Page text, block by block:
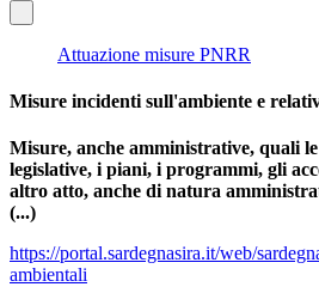
Attuazione misure PNRR
Misure incidenti sull'ambiente e
Misure, anche amministrative, quali
legislative, i piani, i programmi, gli
altro atto, anche di natura
(...)
https://portal.sardegnasira.it/web/
ambientali